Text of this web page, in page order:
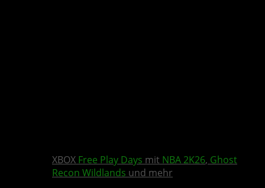
XBOX Free Play Days mit NBA 2K26, Ghost
Recon Wildlands und mehr